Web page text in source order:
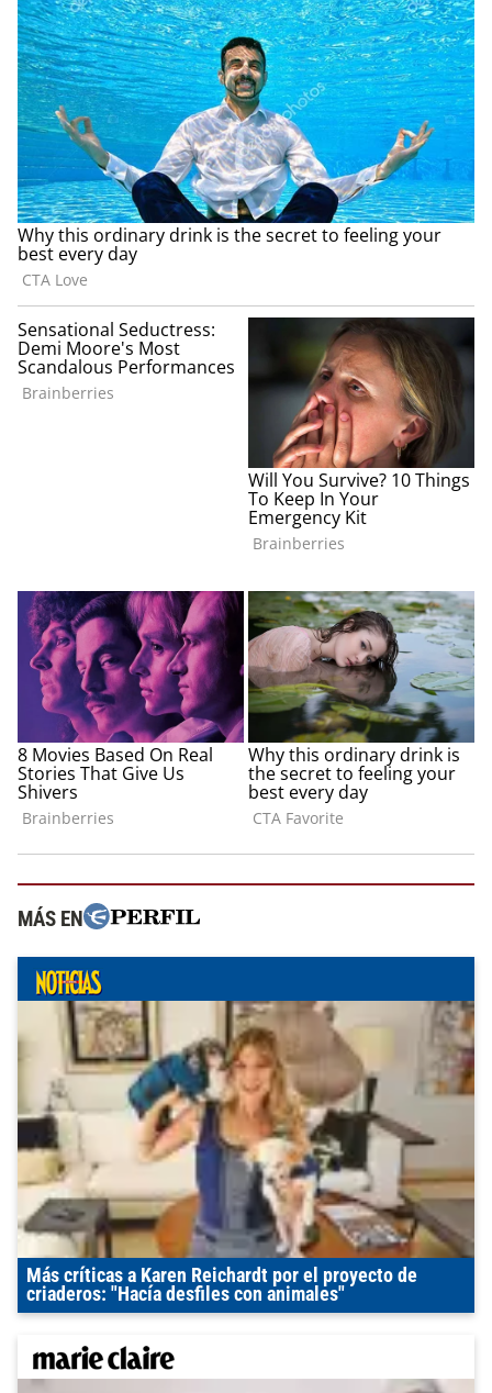
MÁS EN
Más críticas a Karen Reichardt por el proyecto de
criaderos: "Hacía desfiles con animales"